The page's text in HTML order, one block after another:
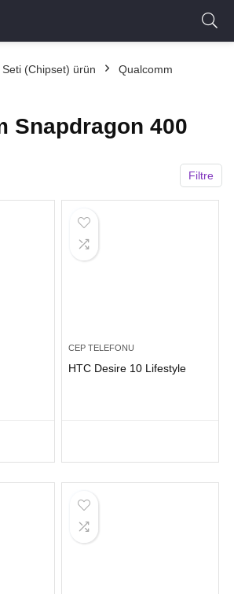
Seti (Chipset) ürün
Qualcomm
Snapdragon 400
Filtre
CEP TELEFONU
HTC Desire 10 Lifestyle